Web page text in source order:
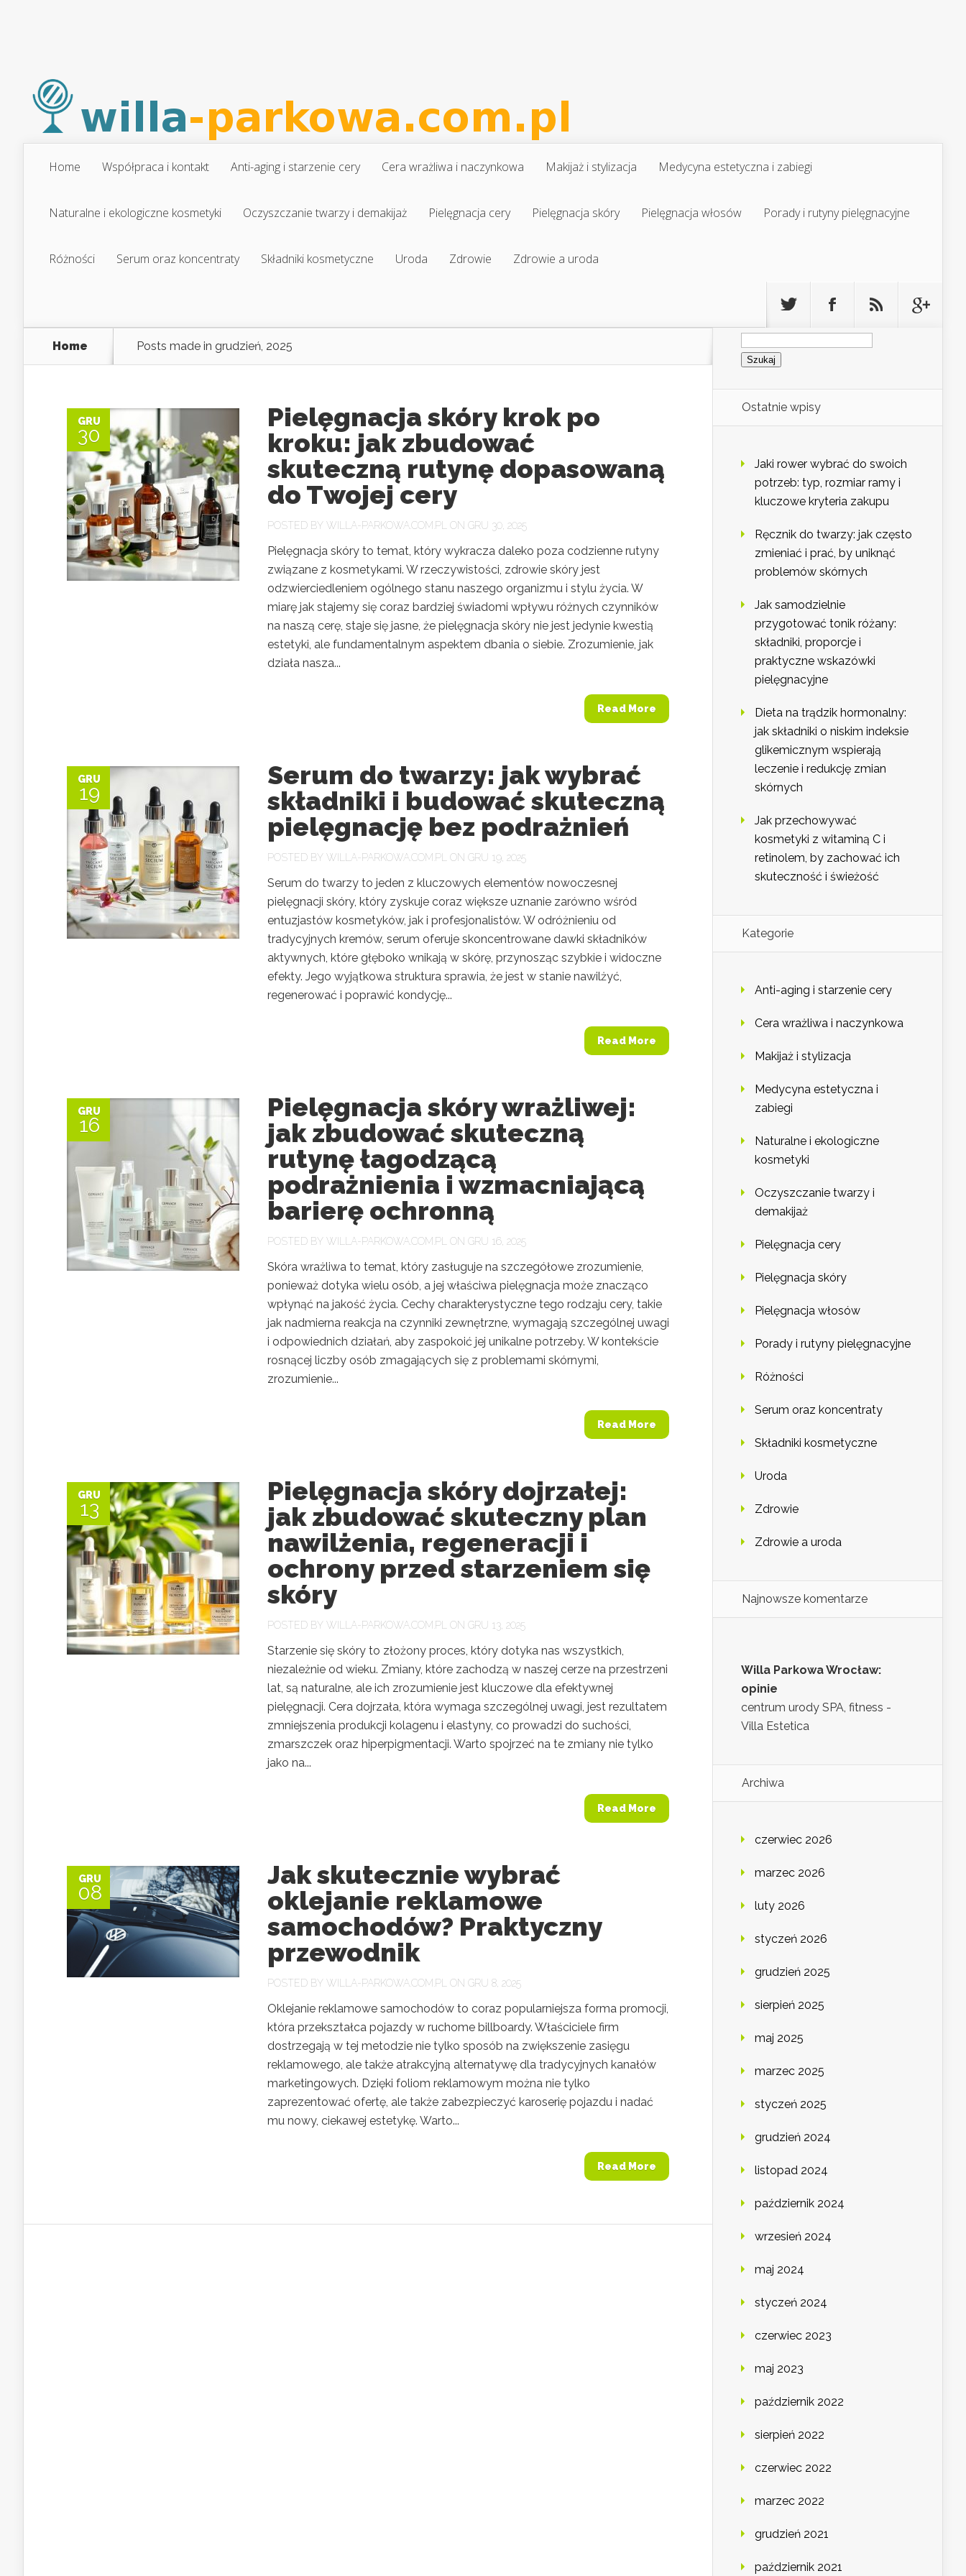
Home Współpraca i kontakt Anti-aging i starzenie cery Cera wrażliwa i naczynkowa Makijaż i stylizacja Medycyna estetyczna i zabiegi
Naturalne i ekologiczne kosmetyki Oczyszczanie twarzy i demakijaż Pielęgnacja cery Pielęgnacja skóry Pielęgnacja włosów Porady i rutyny pielęgnacyjne
Różności Serum oraz koncentraty Składniki kosmetyczne Uroda Zdrowie Zdrowie a uroda
Home Posts made in grudzień, 2025
GRU
30
Pielęgnacja skóry krok po
kroku: jak zbudować
skuteczną rutynę dopasowaną
do Twojej cery
POSTED BY WILLA-PARKOWA.COM.PL ON GRU 30, 2025
Pielęgnacja skóry to temat, który wykracza daleko poza codzienne rutyny
związane z kosmetykami. W rzeczywistości, zdrowie skóry jest
odzwierciedleniem ogólnego stanu naszego organizmu i stylu życia. W
miarę jak stajemy się coraz bardziej świadomi wpływu różnych czynników
na naszą cerę, staje się jasne, że pielęgnacja skóry nie jest jedynie kwestią
estetyki, ale fundamentalnym aspektem dbania o siebie. Zrozumienie, jak
działa nasza...
Read More
GRU
19
Serum do twarzy: jak wybrać
składniki i budować skuteczną
pielęgnację bez podrażnień
POSTED BY WILLA-PARKOWA.COM.PL ON GRU 19, 2025
Serum do twarzy to jeden z kluczowych elementów nowoczesnej
pielęgnacji skóry, który zyskuje coraz większe uznanie zarówno wśród
entuzjastów kosmetyków, jak i profesjonalistów. W odróżnieniu od
tradycyjnych kremów, serum oferuje skoncentrowane dawki składników
aktywnych, które głęboko wnikają w skórę, przynosząc szybkie i widoczne
efekty. Jego wyjątkowa struktura sprawia, że jest w stanie nawilżyć,
regenerować i poprawić kondycję...
Read More
GRU
16
Pielęgnacja skóry wrażliwej:
jak zbudować skuteczną
rutynę łagodzącą
podrażnienia i wzmacniającą
barierę ochronną
POSTED BY WILLA-PARKOWA.COM.PL ON GRU 16, 2025
Skóra wrażliwa to temat, który zasługuje na szczegółowe zrozumienie,
ponieważ dotyka wielu osób, a jej właściwa pielęgnacja może znacząco
wpłynąć na jakość życia. Cechy charakterystyczne tego rodzaju cery, takie
jak nadmierna reakcja na czynniki zewnętrzne, wymagają szczególnej uwagi
i odpowiednich działań, aby zaspokoić jej unikalne potrzeby. W kontekście
rosnącej liczby osób zmagających się z problemami skórnymi,
zrozumienie...
Read More
GRU
13
Pielęgnacja skóry dojrzałej:
jak zbudować skuteczny plan
nawilżenia, regeneracji i
ochrony przed starzeniem się
skóry
POSTED BY WILLA-PARKOWA.COM.PL ON GRU 13, 2025
Starzenie się skóry to złożony proces, który dotyka nas wszystkich,
niezależnie od wieku. Zmiany, które zachodzą w naszej cerze na przestrzeni
lat, są naturalne, ale ich zrozumienie jest kluczowe dla efektywnej
pielęgnacji. Cera dojrzała, która wymaga szczególnej uwagi, jest rezultatem
zmniejszenia produkcji kolagenu i elastyny, co prowadzi do suchości,
zmarszczek oraz hiperpigmentacji. Warto spojrzeć na te zmiany nie tylko
jako na...
Read More
GRU
08
Jak skutecznie wybrać
oklejanie reklamowe
samochodów? Praktyczny
przewodnik
POSTED BY WILLA-PARKOWA.COM.PL ON GRU 8, 2025
Oklejanie reklamowe samochodów to coraz popularniejsza forma promocji,
która przekształca pojazdy w ruchome billboardy. Właściciele firm
dostrzegają w tej metodzie nie tylko sposób na zwiększenie zasięgu
reklamowego, ale także atrakcyjną alternatywę dla tradycyjnych kanałów
marketingowych. Dzięki foliom reklamowym można nie tylko
zaprezentować ofertę, ale także zabezpieczyć karoserię pojazdu i nadać
mu nowy, ciekawej estetykę. Warto...
Read More
Szukaj:
Ostatnie wpisy
Jaki rower wybrać do swoich
potrzeb: typ, rozmiar ramy i
kluczowe kryteria zakupu
Ręcznik do twarzy: jak często
zmieniać i prać, by uniknąć
problemów skórnych
Jak samodzielnie
przygotować tonik różany:
składniki, proporcje i
praktyczne wskazówki
pielęgnacyjne
Dieta na trądzik hormonalny:
jak składniki o niskim indeksie
glikemicznym wspierają
leczenie i redukcję zmian
skórnych
Jak przechowywać
kosmetyki z witaminą C i
retinolem, by zachować ich
skuteczność i świeżość
Kategorie
Anti-aging i starzenie cery
Cera wrażliwa i naczynkowa
Makijaż i stylizacja
Medycyna estetyczna i
zabiegi
Naturalne i ekologiczne
kosmetyki
Oczyszczanie twarzy i
demakijaż
Pielęgnacja cery
Pielęgnacja skóry
Pielęgnacja włosów
Porady i rutyny pielęgnacyjne
Różności
Serum oraz koncentraty
Składniki kosmetyczne
Uroda
Zdrowie
Zdrowie a uroda
Najnowsze komentarze
Willa Parkowa Wrocław:
opinie
centrum urody SPA, fitness -
Villa Estetica
Archiwa
czerwiec 2026
marzec 2026
luty 2026
styczeń 2026
grudzień 2025
sierpień 2025
maj 2025
marzec 2025
styczeń 2025
grudzień 2024
listopad 2024
październik 2024
wrzesień 2024
maj 2024
styczeń 2024
czerwiec 2023
maj 2023
październik 2022
sierpień 2022
czerwiec 2022
marzec 2022
grudzień 2021
październik 2021